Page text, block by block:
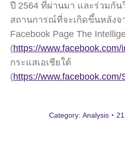
ปี 2564 ที่ผ่านมา และร่วมกัน
สถานการณ์​ที่จะเกิดขึ้นหลังจ
Facebook Page The
(https://www.facebook.com/
กระแสเอเชียใต้
(https://
Category: Analysis